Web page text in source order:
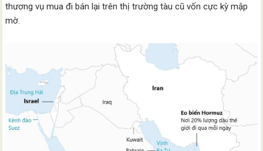
thương vụ mua đi bán lại trên thị trường tàu cũ vốn cực kỳ mập
mờ.